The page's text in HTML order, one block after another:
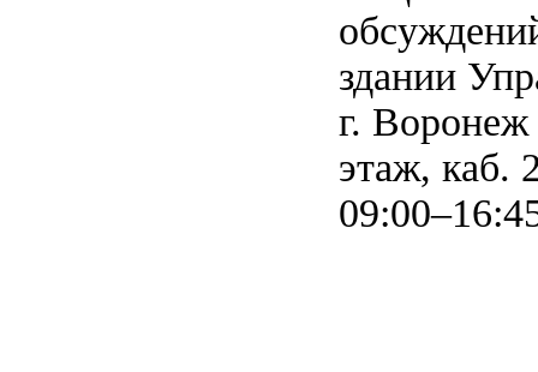
здании
г. Воронеж
этаж, каб.